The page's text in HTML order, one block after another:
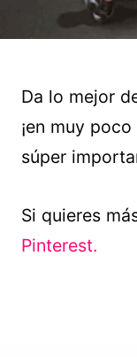
Da lo mejor
¡en muy
súper
Si quieres
Pinterest.